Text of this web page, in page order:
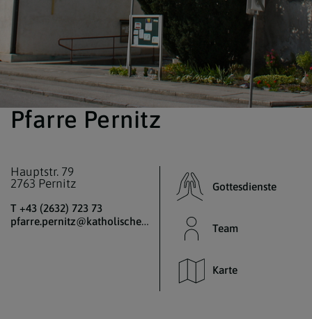
Pfarre Pernitz
Hauptstr. 79
2763 Pernitz
T +43 (2632) 723 73
pfarre.pernitz@katholischekirche.at
Gottesdienste
Team
Karte